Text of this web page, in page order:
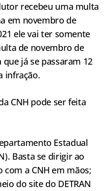
recebeu uma multa
em novembro de
ele vai ter somente
de novembro de
já se passaram 12
infração.
CNH pode ser feita
Estadual
Basta se dirigir ao
a CNH em mãos;
do site do DETRAN